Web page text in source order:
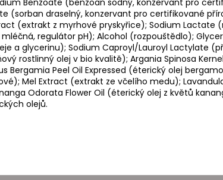
(sorban draselný, konzervant pro certifikované
(extrakt z myrhové pryskyřice); Sodium Lactate
regulátor pH); Alcohol (rozpouštědlo);
a glycerinu); Sodium Caproyl/Lauroyl Lactylate
rostlinný olej v bio kvalitě); Argania Spinosa
Bergamia Peel Oil Expressed (éterický olej
Mel Extract (extrakt ze včelího medu);
Odorata Flower Oil (éterický olej z květů
olejů.